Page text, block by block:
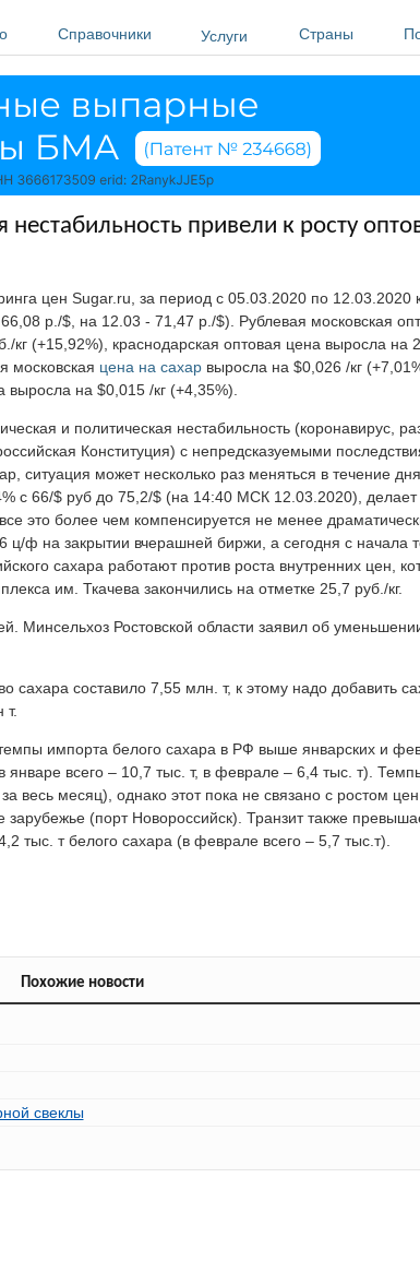
Справочники Услуги Страны
привели к росту
цен Sugar.ru, за период с 05.03.2020 по 12.03.2020
р./$, на 12.03 - 71,47 р./$). Рублевая московская
кг (+15,92%), краснодарская оптовая цена выросла на
московская цена на сахар выросла на $0,026 /кг
выросла на $0,015 /кг (+4,35%).
и политическая нестабильность (коронавирус,
Конституция) с непредсказуемыми
ситуация может несколько раз меняться в течение
с 66/$ руб до 75,2/$ (на 14:40 МСК 12.03.2020), делает
это более чем компенсируется не менее
ф на закрытии вчерашней биржи, а сегодня с начала
сахара работают против роста внутренних цен,
им. Ткачева закончились на отметке 25,7 руб./кг.
Ростовской области заявил об
составило 7,55 млн. т, к этому надо добавить
т.
импорта белого сахара в РФ выше январских и
всего – 10,7 тыс. т, в феврале – 6,4 тыс. т).
весь месяц), однако этот пока не связано с ростом
(порт Новороссийск). Транзит также
тыс. т белого сахара (в феврале всего – 5,7 тыс.т).
Похожие новости
свеклы